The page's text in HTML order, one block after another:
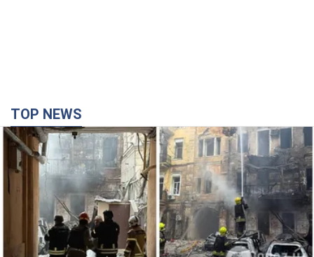
Армія Росії здійснила масовану атаку на Одесу:
горіла історична частина міста, є постраждалі.
Фото та відео
Для терору ворог застосував ракети та дрони
годину тому 27,2 т.
Нардепи взяли гроші з бюджету на оренду
елітних квартир у Києві: хто з парламентарів